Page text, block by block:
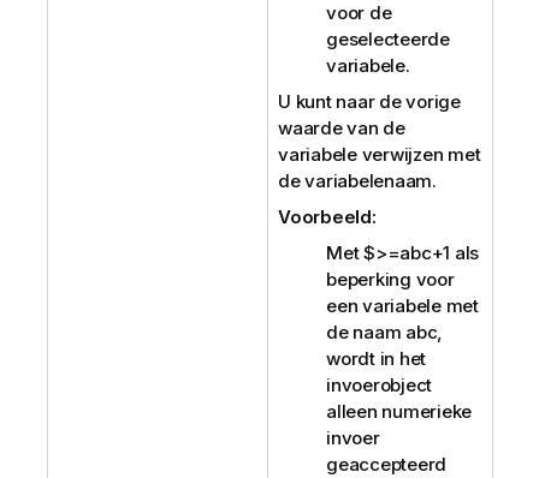
voor de
geselecteerde
variabele.
U kunt naar de vorige
waarde van de
variabele verwijzen met
de variabelenaam.
Voorbeeld:
Met$>=abc+1 als
beperking voor
een variabele met
de naam abc,
wordt in het
invoerobject
alleen numerieke
invoer
geaccepteerd